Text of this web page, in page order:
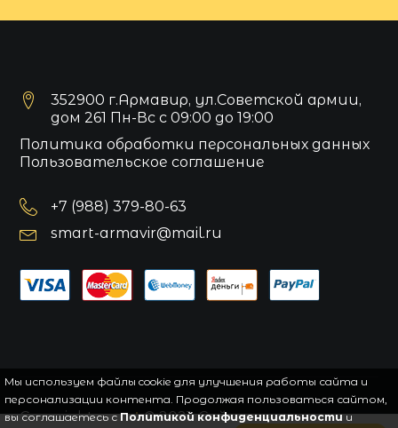
352900 г.Армавир, ул.Советской армии,
дом 261 Пн-Вс с 09:00 до 19:00
Политика обработки персональных данных
Пользовательское соглашение
+7 (988) 379-80-63
smart-armavir@mail.ru
Copyrightsmart© 2021.Сайт управляется
Мы используем файлы cookie для улучшения работы сайта и
персонализации контента. Продолжая пользоваться сайтом,
вы соглашаетесь сПолитикой конфиденциальностии